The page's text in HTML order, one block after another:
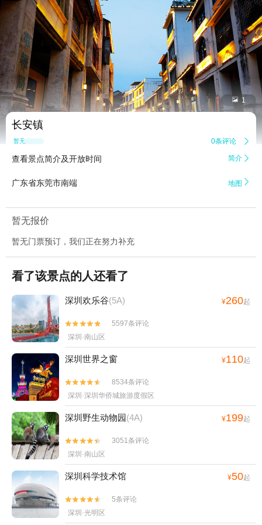
 1
长安镇
暂无点评 0条评论 
查看景点简介及开放时间 简介 
广东省东莞市南端 地图 
暂无报价
暂无门票预订，我们正在努力补充
看了该景点的人还看了
深圳欢乐谷(5A) ¥260起


5597条评论
深圳·南山区
深圳世界之窗 ¥110起


8534条评论
深圳·深圳华侨城旅游度假区
深圳野生动物园(4A) ¥199起


3051条评论
深圳·南山区
深圳科学技术馆 ¥50起


5条评论
深圳·光明区
